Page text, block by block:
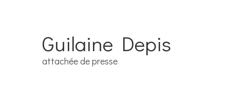
Guilaine Depis
attachée de presse